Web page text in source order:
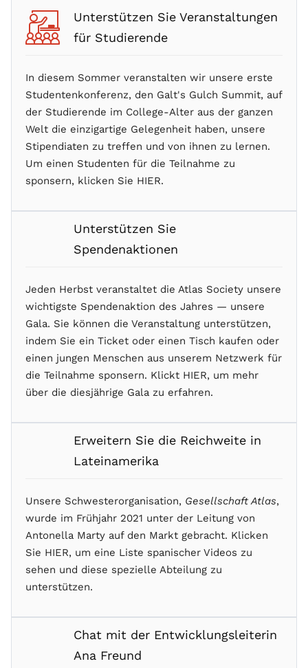
Unterstützen Sie Veranstaltungen
für Studierende
In diesem Sommer veranstalten wir unsere erste
Studentenkonferenz, den Galt's Gulch Summit, auf
der Studierende im College-Alter aus der ganzen
Welt die einzigartige Gelegenheit haben, unsere
Stipendiaten zu treffen und von ihnen zu lernen.
Um einen Studenten für die Teilnahme zu
sponsern, klicken Sie HIER.
Unterstützen Sie
Spendenaktionen
Jeden Herbst veranstaltet die Atlas Society unsere
wichtigste Spendenaktion des Jahres — unsere
Gala. Sie können die Veranstaltung unterstützen,
indem Sie ein Ticket oder einen Tisch kaufen oder
einen jungen Menschen aus unserem Netzwerk für
die Teilnahme sponsern. Klickt HIER, um mehr
über die diesjährige Gala zu erfahren.
Erweitern Sie die Reichweite in
Lateinamerika
Unsere Schwesterorganisation, Gesellschaft Atlas,
wurde im Frühjahr 2021 unter der Leitung von
Antonella Marty auf den Markt gebracht. Klicken
Sie HIER, um eine Liste spanischer Videos zu
sehen und diese spezielle Abteilung zu
unterstützen.
Chat mit der Entwicklungsleiterin
Ana Freund